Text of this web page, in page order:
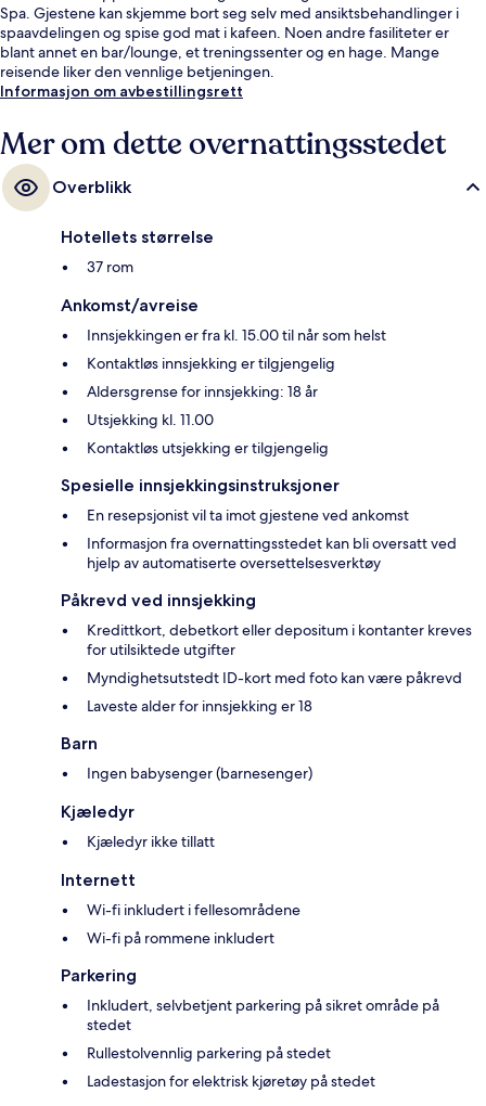
Spa. Gjestene kan skjemme bort seg selv med ansiktsbehandlinger i
spaavdelingen og spise god mat i kafeen. Noen andre fasiliteter er
blant annet en bar/lounge, et treningssenter og en hage. Mange
reisende liker den vennlige betjeningen.
Informasjon om avbestillingsrett
Mer om dette overnattingsstedet
Overblikk
Hotellets størrelse
37 rom
Ankomst/avreise
Innsjekkingen er fra kl. 15.00 til når som helst
Kontaktløs innsjekking er tilgjengelig
Aldersgrense for innsjekking: 18 år
Utsjekking kl. 11.00
Kontaktløs utsjekking er tilgjengelig
Spesielle innsjekkingsinstruksjoner
En resepsjonist vil ta imot gjestene ved ankomst
Informasjon fra overnattingsstedet kan bli oversatt ved
hjelp av automatiserte oversettelsesverktøy
Påkrevd ved innsjekking
Kredittkort, debetkort eller depositum i kontanter kreves
for utilsiktede utgifter
Myndighetsutstedt ID-kort med foto kan være påkrevd
Laveste alder for innsjekking er 18
Barn
Ingen babysenger (barnesenger)
Kjæledyr
Kjæledyr ikke tillatt
Internett
Wi-fi inkludert i fellesområdene
Wi-fi på rommene inkludert
Parkering
Inkludert, selvbetjent parkering på sikret område på
stedet
Rullestolvennlig parkering på stedet
Ladestasjon for elektrisk kjøretøy på stedet